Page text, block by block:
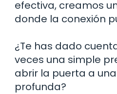
efectiva, creamos
donde la conexión
¿Te has dado
veces una simple
abrir la puerta a
profunda?